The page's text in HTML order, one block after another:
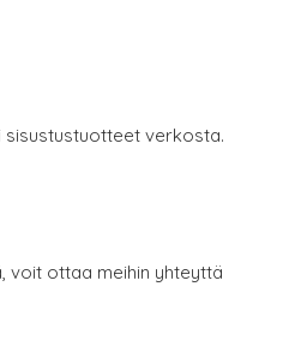
verkosta.
voit ottaa meihin yhteyttä